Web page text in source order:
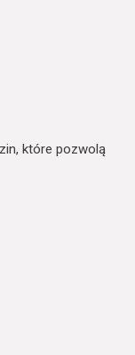
które pozwolą